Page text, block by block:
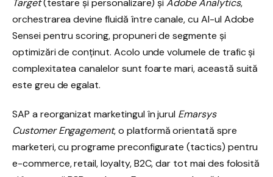
Target(testare și personalizare) șiAdobe Analytics,
orchestrarea devine fluidă între canale, cu AI-ul Adobe
Sensei pentru scoring, propuneri de segmente și
optimizări de conținut. Acolo unde volumele de trafic și
complexitatea canalelor sunt foarte mari, această suită
este greu de egalat.
SAP a reorganizat marketingul în jurul Emarsys
Customer Engagement, o platformă orientată spre
marketeri, cu programe preconfigurate (tactics) pentru
e-commerce, retail, loyalty, B2C, dar tot mai des folosită